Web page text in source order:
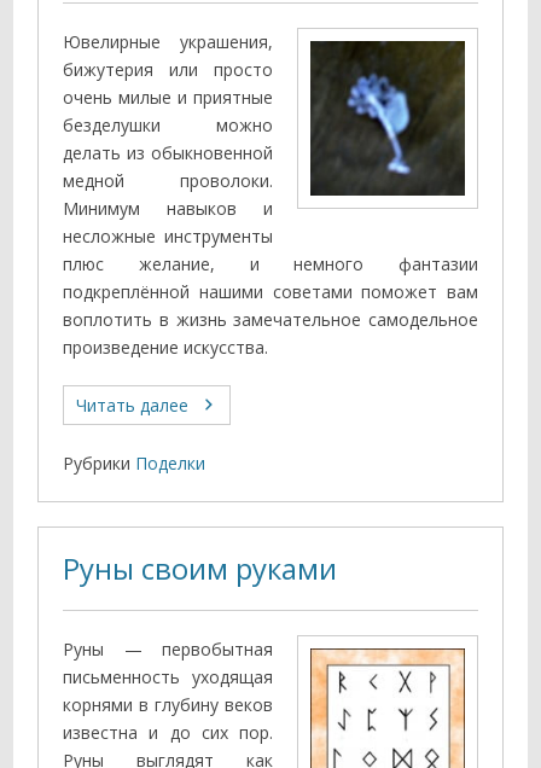
Ювелирные украшения,
бижутерия или просто
очень милые и приятные
безделушки можно
делать из обыкновенной
медной проволоки.
Минимум навыков и
несложные инструменты
плюс желание, и немного фантазии
подкреплённой нашими советами поможет вам
воплотить в жизнь замечательное самодельное
произведение искусства.
Читать далее
Рубрики Поделки
Руны своим руками
Руны — первобытная
письменность уходящая
корнями в глубину веков
известна и до сих пор.
Руны выглядят как